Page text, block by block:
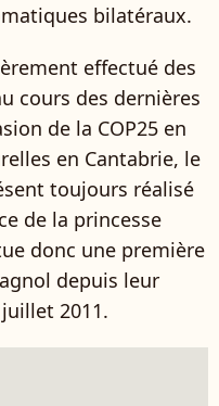
bilatéraux.
effectué des
cours des dernières
de la COP25 en
en Cantabrie, le
toujours réalisé
de la princesse
donc une première
depuis leur
2011.